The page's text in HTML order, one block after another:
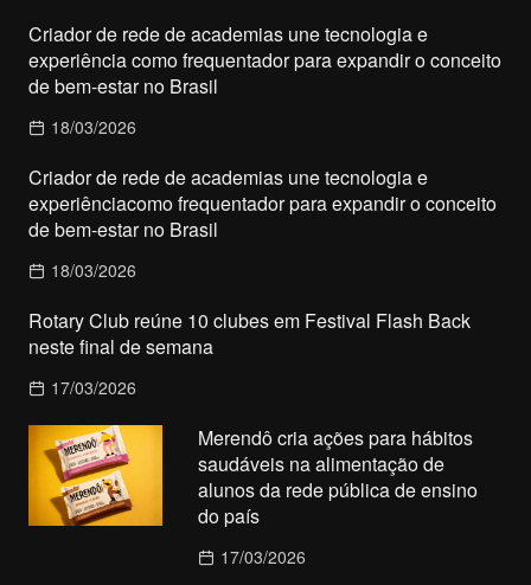
Criador de rede de academias une tecnologia e
experiência como frequentador para expandir o conceito
de bem-estar no Brasil
18/03/2026
Criador de rede de academias une tecnologia e
experiênciacomo frequentador para expandir o conceito
de bem-estar no Brasil
18/03/2026
Rotary Club reúne 10 clubes em Festival Flash Back
neste final de semana
17/03/2026
Merendô cria ações para hábitos
saudáveis na alimentação de
alunos da rede pública de ensino
do país
17/03/2026